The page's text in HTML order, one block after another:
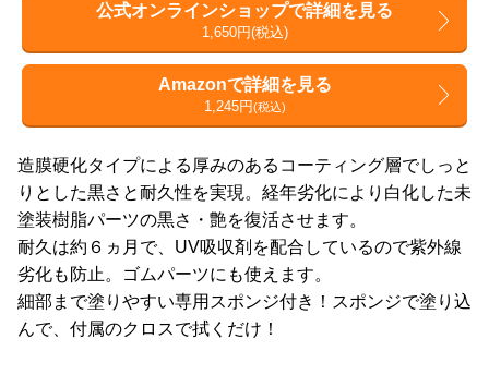
公式オンラインショップで詳細を見る
1,650円(税込)
Amazonで詳細を見る
1,245円(税込)
造膜硬化タイプによる厚みのあるコーティング層でしっと
りとした黒さと耐久性を実現。経年劣化により白化した未
塗装樹脂パーツの黒さ・艶を復活させます。
耐久は約６ヵ月で、UV吸収剤を配合しているので紫外線
劣化も防止。ゴムパーツにも使えます。
細部まで塗りやすい専用スポンジ付き！スポンジで塗り込
んで、付属のクロスで拭くだけ！